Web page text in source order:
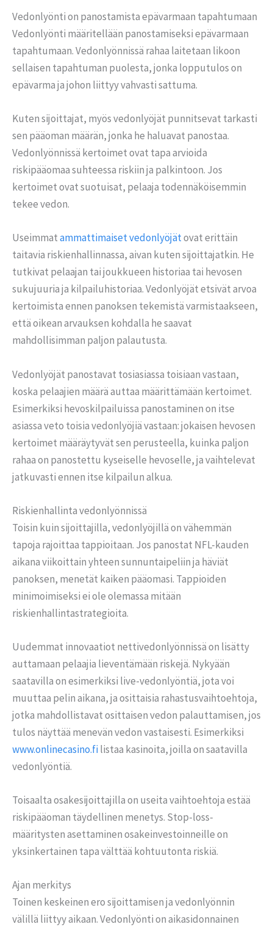
Vedonlyönti on panostamista epävarmaan tapahtumaan
Vedonlyönti määritellään panostamiseksi epävarmaan
tapahtumaan. Vedonlyönnissä rahaa laitetaan likoon
sellaisen tapahtuman puolesta, jonka lopputulos on
epävarma ja johon liittyy vahvasti sattuma.
Kuten sijoittajat, myös vedonlyöjät punnitsevat tarkasti
sen pääoman määrän, jonka he haluavat panostaa.
Vedonlyönnissä kertoimet ovat tapa arvioida
riskipääomaa suhteessa riskiin ja palkintoon. Jos
kertoimet ovat suotuisat, pelaaja todennäköisemmin
tekee vedon.
Useimmatammattimaiset vedonlyöjätovat erittäin
taitavia riskienhallinnassa, aivan kuten sijoittajatkin. He
tutkivat pelaajan tai joukkueen historiaa tai hevosen
sukujuuria ja kilpailuhistoriaa. Vedonlyöjät etsivät arvoa
kertoimista ennen panoksen tekemistä varmistaakseen,
että oikean arvauksen kohdalla he saavat
mahdollisimman paljon palautusta.
Vedonlyöjät panostavat tosiasiassa toisiaan vastaan,
koska pelaajien määrä auttaa määrittämään kertoimet.
Esimerkiksi hevoskilpailuissa panostaminen on itse
asiassa veto toisia vedonlyöjiä vastaan: jokaisen hevosen
kertoimet määräytyvät sen perusteella, kuinka paljon
rahaa on panostettu kyseiselle hevoselle, ja vaihtelevat
jatkuvasti ennen itse kilpailun alkua.
Riskienhallinta vedonlyönnissä
Toisin kuin sijoittajilla, vedonlyöjillä on vähemmän
tapoja rajoittaa tappioitaan. Jos panostat NFL-kauden
aikana viikoittain yhteen sunnuntaipeliin ja häviät
panoksen, menetät kaiken pääomasi. Tappioiden
minimoimiseksi ei ole olemassa mitään
riskienhallintastrategioita.
Uudemmat innovaatiot nettivedonlyönnissä on lisätty
auttamaan pelaajia lieventämään riskejä. Nykyään
saatavilla on esimerkiksi live-vedonlyöntiä, jota voi
muuttaa pelin aikana, ja osittaisia rahastusvaihtoehtoja,
jotka mahdollistavat osittaisen vedon palauttamisen, jos
tulos näyttää menevän vedon vastaisesti. Esimerkiksi
www.onlinecasino.filistaa kasinoita, joilla on saatavilla
vedonlyöntiä.
Toisaalta osakesijoittajilla on useita vaihtoehtoja estää
riskipääoman täydellinen menetys. Stop-loss-
määritysten asettaminen osakeinvestoinneille on
yksinkertainen tapa välttää kohtuutonta riskiä.
Ajan merkitys
Toinen keskeinen ero sijoittamisen ja vedonlyönnin
välillä liittyy aikaan. Vedonlyönti on aikasidonnainen